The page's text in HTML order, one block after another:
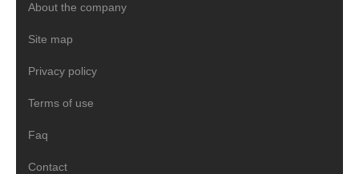
About the company
Site map
Privacy policy
Terms of use
Faq
Contact